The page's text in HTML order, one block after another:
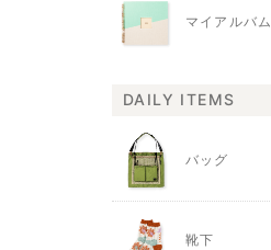
マイアルバム
DAILY ITEMS
バッグ
靴下